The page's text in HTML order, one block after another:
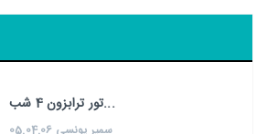
تور ترابزون 4 شب...
سمیر یونسی 05.04.06